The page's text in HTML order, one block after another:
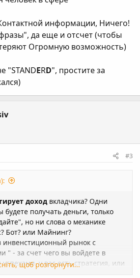
информации, Ничего!
да еще и отсчет (чтобы
Огромную возможность)
"STANDERD", простите за
#3
доход вкладчика? Одни
будете получать деньги, только
но ни слова о механике
Бот? или Майнинг?
рынок с
" - за счет чего вы войдете в
у вас есть стратегия, или
щоб розгорнути...